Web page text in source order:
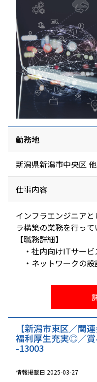
勤務地
新潟県新潟市中央区
仕事内容
インフラエンジニア
ラ構築の業務を行っ
【職務詳細】
・社内向けITサービ
・ネットワークの設
・ハードウェアの設
・クラウド（
定・運用・保守、調達
・ミドルウェアの設
・セキュリティ対策
【主な機器、ソフト
・VMware（vSphere
・Linux Server （
【新潟市東区／関
福利厚生充実◎／賞
-13003
情報掲載日 2025-03-27